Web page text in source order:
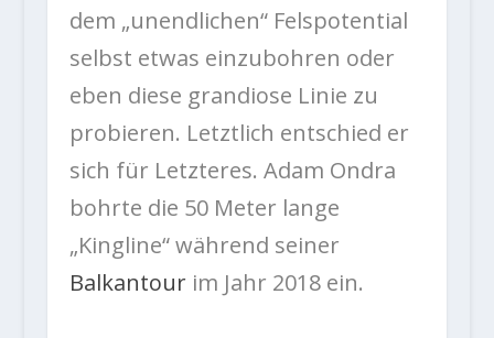
dem „unendlichen“ Felspotential
selbst etwas einzubohren oder
eben diese grandiose Linie zu
probieren. Letztlich entschied er
sich für Letzteres. Adam Ondra
bohrte die 50 Meter lange
„Kingline“ während seiner
Balkantourim Jahr 2018 ein.